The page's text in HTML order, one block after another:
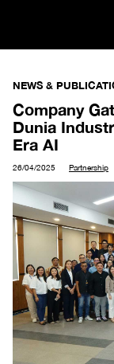
NEWS &
Company
Dunia
Era AI
26/04/2025 Partnership